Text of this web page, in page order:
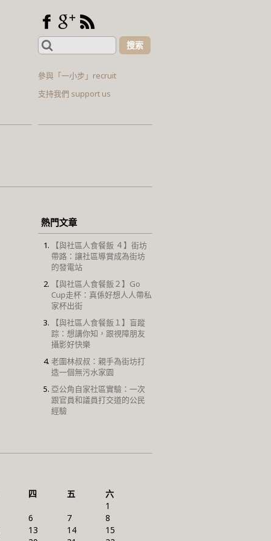
Search
for:
參與「一小步」recruit
支持我們 support us
熱門文章
【與社區人食餐飯 ４】街坊
帶路：讓社區導賞成為街坊
的發電站
【與社區人食餐飯２】Go
Cup走杯：真係好想人人帶私
家杯出街
【與社區人食餐飯１】盲蹤
踪：想講你知，跟視障朋友
攝影好快樂
老圍林叔叔：親手為街坊打
造一個無污水家園
亞公角自家社區實驗：一次
跟官員和議員打交道的公民
經驗
四 五
六
1
6 7
8
13 14
15